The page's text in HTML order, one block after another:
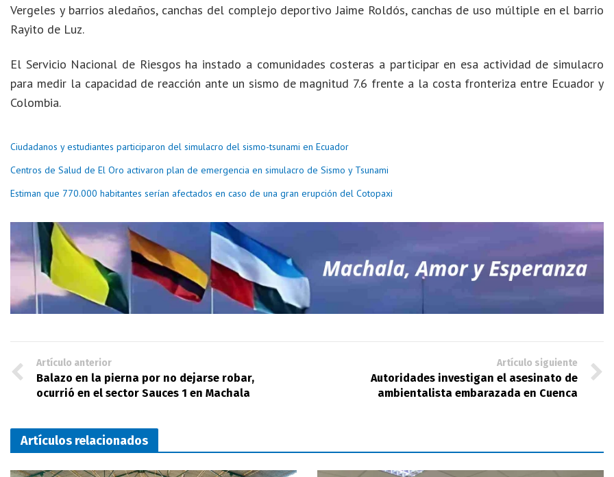
Vergeles y barrios aledaños, canchas del complejo deportivo Jaime Roldós, canchas de uso múltiple en el barrio
Rayito de Luz.
El Servicio Nacional de Riesgos ha instado a comunidades costeras a participar en esa actividad de simulacro
para medir la capacidad de reacción ante un sismo de magnitud 7.6 frente a la costa fronteriza entre Ecuador y
Colombia.
Ciudadanos y estudiantes participaron del simulacro del sismo-tsunami en Ecuador
Centros de Salud de El Oro activaron plan de emergencia en simulacro de Sismo y Tsunami
Estiman que 770.000 habitantes serían afectados en caso de una gran erupción del Cotopaxi
Artículo anterior
Balazo en la pierna por no dejarse robar,
ocurrió en el sector Sauces 1 en Machala
Artículo siguiente
Autoridades investigan el asesinato de
ambientalista embarazada en Cuenca
Artículos relacionados